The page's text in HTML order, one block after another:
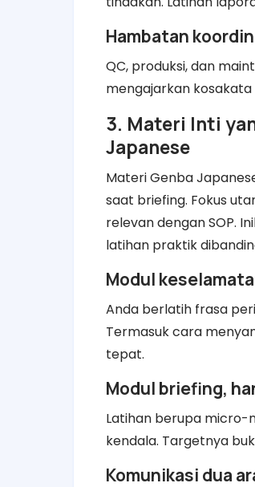
Hambatan
QC, produksi, dan
mengajarkan kosakata
3. Materi Inti
Japanese
Materi Genba
saat briefing. Fokus
relevan dengan SOP.
latihan praktik
Modul
Anda berlatih frasa
Termasuk cara
tepat.
Modul briefing,
Latihan berupa micro-
kendala. Targetnya
Komunikasi dua